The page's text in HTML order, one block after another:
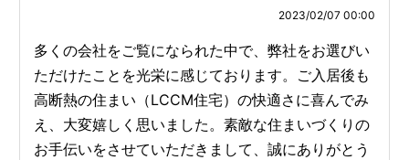
2023/02/07 00:00
多くの会社をご覧になられた中で、弊社をお選びい
ただけたことを光栄に感じております。ご入居後も
高断熱の住まい（LCCM住宅）の快適さに喜んでみ
え、大変嬉しく思いました。素敵な住まいづくりの
お手伝いをさせていただきまして、誠にありがとう